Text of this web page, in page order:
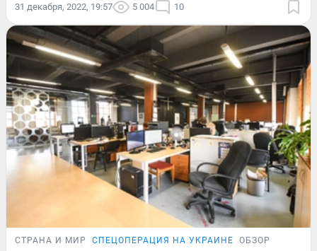
31 декабря, 2022, 19:57 5 004 10
СТРАНА И МИР СПЕЦОПЕРАЦИЯ НА УКРАИНЕ ОБЗОР